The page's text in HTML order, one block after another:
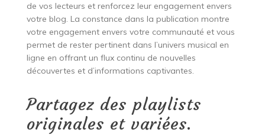
de vos lecteurs et renforcez leur engagement envers
votre blog. La constance dans la publication montre
votre engagement envers votre communauté et vous
permet de rester pertinent dans l’univers musical en
ligne en offrant un flux continu de nouvelles
découvertes et d’informations captivantes.
Partagez des playlists
originales et variées.